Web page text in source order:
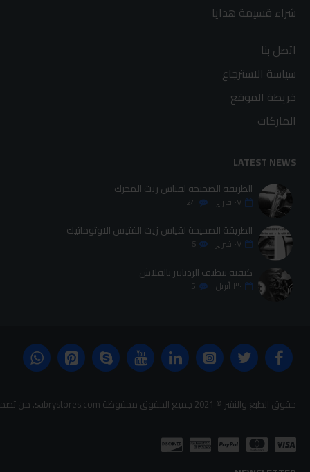
شراء قسيمة هدايا
اتصل بنا
سياسة الاسترجاع
خريطة الموقع
الماركات
LATEST NEWS
الطريقة الصحيحة لقياس زيت المحرك
٠٧ فبراير 24
الطريقة الصحيحة لقياس زيت الفتيس الاوتوماتيك
٠٧ فبراير 6
كيفية تنظيف الردياتير بالفلاش
٣٠ أبريل 5
حقوق الطبع والنشر © 2021 جميع الحقوق محفوظة sabrystores.com. من تصميم-